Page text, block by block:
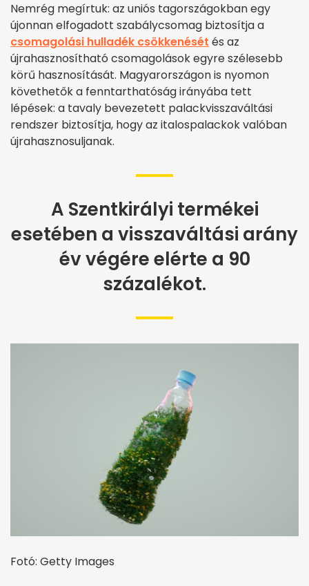
Nemrég megírtuk: az uniós tagországokban egy
újonnan elfogadott szabálycsomag biztosítja a
csomagolási hulladék csökkenését és az
újrahasznosítható csomagolások egyre szélesebb
körű hasznosítását. Magyarországon is nyomon
követhetők a fenntarthatóság irányába tett
lépések: a tavaly bevezetett palackvisszaváltási
rendszer biztosítja, hogy az italospalackok valóban
újrahasznosuljanak.
A Szentkirályi termékei
esetében a visszaváltási arány
év végére elérte a 90
százalékot.
Fotó: Getty Images